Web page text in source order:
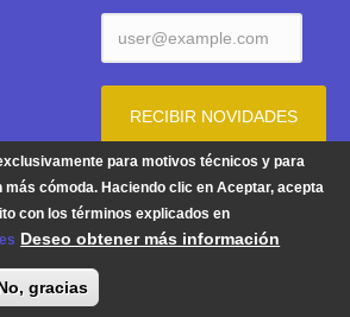
de Privacidade|Política de Cookies
Tui. Praza do Concello 1. 36700 TUI -
Teléfono: 986 603 625
para motivos técnicos y para
cómoda. Haciendo clic en Aceptar, acepta
con los términos explicados en
Deseo obtener más información
gracias